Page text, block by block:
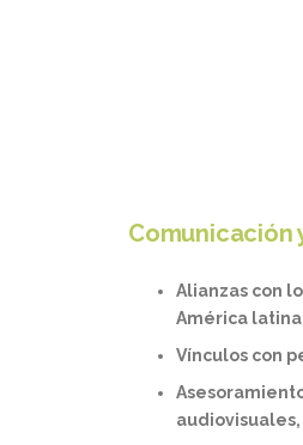
Comunicación
Alianzas con
América
Vínculos con